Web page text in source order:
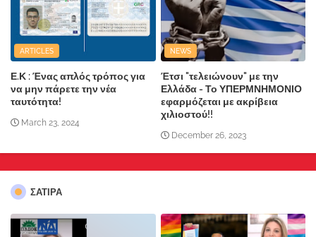
ARTICLES
Ε.Κ : Ένας απλός τρόπος για
να μην πάρετε την νέα
ταυτότητα!
March 23, 2024
NEWS
Έτσι "τελειώνουν" με την
Ελλάδα - Το ΥΠΕΡΜΝΗΜΟΝΙΟ
εφαρμόζεται με ακρίβεια
χιλιοστού!!
December 26, 2023
ΣΑΤΙΡΑ